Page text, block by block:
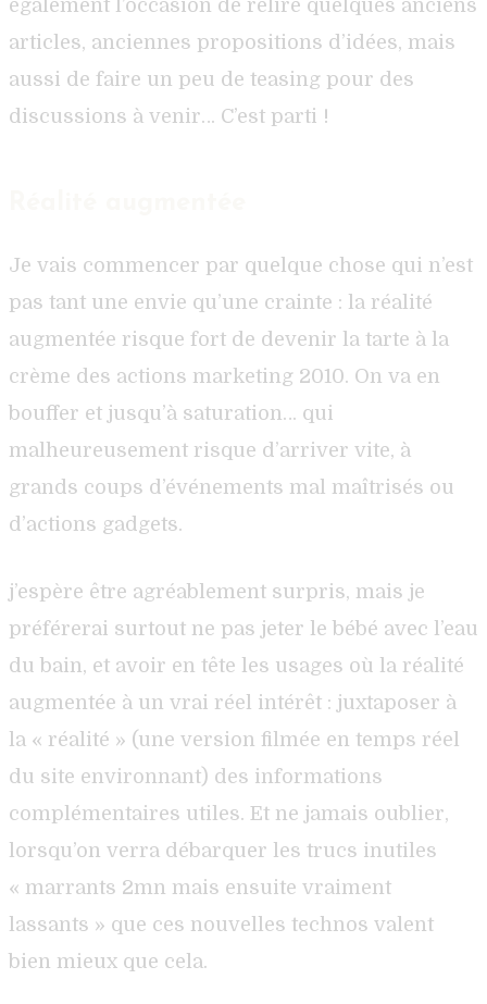
également l’occasion de relire quelques anciens
articles, anciennes propositions d’idées, mais
aussi de faire un peu de teasing pour des
discussions à venir… C’est parti !
Je vais commencer par quelque chose qui n’est
pas tant une envie qu’une crainte : la réalité
augmentée risque fort de devenir la tarte à la
crème des actions marketing 2010. On va en
bouffer et jusqu’à saturation… qui
malheureusement risque d’arriver vite, à
grands coups d’événements mal maîtrisés ou
d’actions gadgets.
j’espère être agréablement surpris, mais je
préférerai surtout ne pas jeter le bébé avec l’eau
du bain, et avoir en tête les usages où la réalité
augmentée à un vrai réel intérêt : juxtaposer à
la « réalité » (une version filmée en temps réel
du site environnant) des informations
complémentaires utiles. Et ne jamais oublier,
lorsqu’on verra débarquer les trucs inutiles
« marrants 2mn mais ensuite vraiment
lassants » que ces nouvelles technos valent
bien mieux que cela.